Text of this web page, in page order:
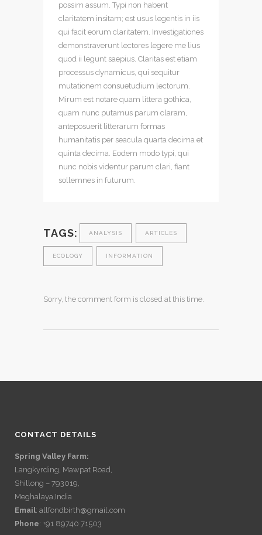
possim assum. Typi non habent
claritatem insitam; est usus legentis in iis
qui facit eorum claritatem. Investigationes
demonstraverunt lectores legere me lius
quod ii legunt saepius. Claritas est etiam
processus dynamicus, qui sequitur
mutationem consuetudium lectorum.
Mirum est notare quam littera gothica,
quam nunc putamus parum claram,
anteposuerit litterarum formas
humanitatis per seacula quarta decima et
quinta decima. Eodem modo typi, qui
nunc nobis videntur parum clari, fiant
sollemnes in futurum.
TAGS: ANALYSIS ARTICLES
ECOLOGY INFORMATION
Sorry, the comment form is closed at this time.
CONTACT DETAILS
Spring Valley Farm:
Langkyrding, Mawpat Road,
Shillong – 793019,
Meghalaya,India
Email: allfondbirth@gmail.com
Phone: +91 89740 71503